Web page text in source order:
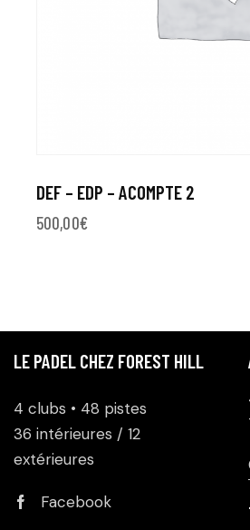
DEF – EDP – ACOMPTE 2
500,00€
LE PADEL CHEZ FOREST HILL
4 clubs • 48 pistes
36 intérieures / 12
extérieures
Facebook